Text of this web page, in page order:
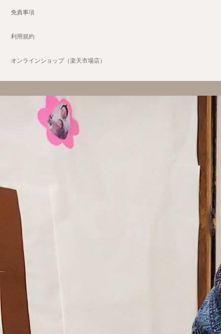
免責事項
利用規約
オンラインショップ（楽天市場店）